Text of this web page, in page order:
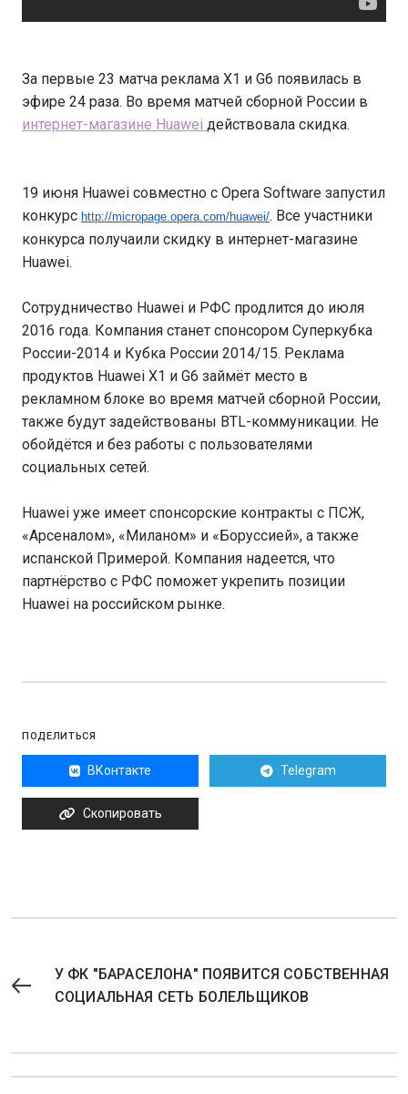
За первые 23 матча реклама X1 и G6 появилась в
эфире 24 раза. Во время матчей сборной России в
интернет-магазине Huawei действовала скидка.
19 июня Huawei совместно с Opera Software запустил
конкурс http://micropage.opera.com/huawei/. Все участники
конкурса получаили скидку в интернет-магазине
Huawei.
Сотрудничество Huawei и РФС продлится до июля
2016 года. Компания станет спонсором Суперкубка
России-2014 и Кубка России 2014/15. Реклама
продуктов Huawei X1 и G6 займёт место в
рекламном блоке во время матчей сборной России,
также будут задействованы BTL-коммуникации. Не
обойдётся и без работы с пользователями
социальных сетей.
Huawei уже имеет спонсорские контракты с ПСЖ,
«Арсеналом», «Миланом» и «Боруссией», а также
испанской Примерой. Компания надеется, что
партнёрство с РФС поможет укрепить позиции
Huawei на российском рынке.
ПОДЕЛИТЬСЯ
ВКонтакте Telegram
Скопировать
У ФК "БАРАСЕЛОНА" ПОЯВИТСЯ СОБСТВЕННАЯ
СОЦИАЛЬНАЯ СЕТЬ БОЛЕЛЬЩИКОВ